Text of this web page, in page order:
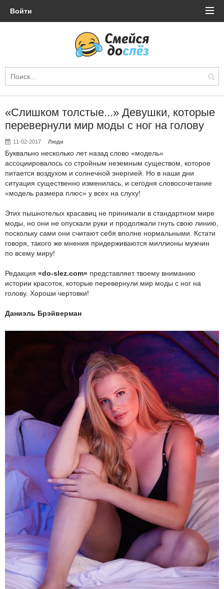
Войти
«Слишком толстые...» Девушки, которые
перевернули мир моды с ног на голову
11-02-2017 Люди
Буквально несколько лет назад слово «модель»
ассоциировалось со стройным неземным существом, которое
питается воздухом и солнечной энергией. Но в наши дни
ситуация существенно изменилась, и сегодня словосочетание
«модель размера плюс» у всех на слуху!
Этих пышнотелых красавиц не принимали в стандартном мире
моды, но они не опускали руки и продолжали гнуть свою линию,
поскольку сами они считают себя вполне нормальными. Кстати
говоря, такого же мнения придерживаются миллионы мужчин
по всему миру!
Редакция «do-slez.com» представляет твоему вниманию
истории красоток, которые перевернули мир моды с ног на
голову. Хороши чертовки!
Даниэль Брэйверман